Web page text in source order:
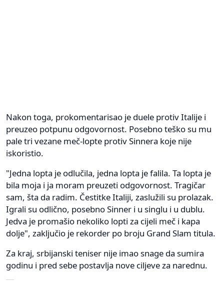
Nakon toga, prokomentarisao je duele protiv Italije i
preuzeo potpunu odgovornost. Posebno teško su mu
pale tri vezane meč-lopte protiv Sinnera koje nije
iskoristio.
"Jedna lopta je odlučila, jedna lopta je falila. Ta lopta je
bila moja i ja moram preuzeti odgovornost. Tragičar
sam, šta da radim. Čestitke Italiji, zaslužili su prolazak.
Igrali su odlično, posebno Sinner i u singlu i u dublu.
Jedva je promašio nekoliko lopti za cijeli meč i kapa
dolje", zaključio je rekorder po broju Grand Slam titula.
Za kraj, srbijanski teniser nije imao snage da sumira
godinu i pred sebe postavlja nove ciljeve za narednu.